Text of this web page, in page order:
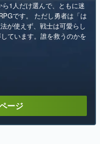
ら1人だけ選んで、ともに迷
です。 ただし勇者は「は
が使えず、戦士は可愛らし
ています。誰を救うのかを
ージ